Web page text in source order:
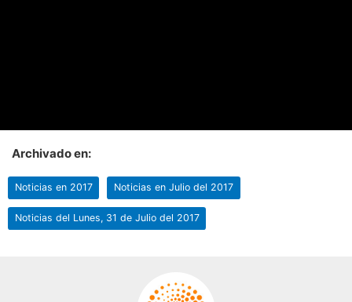
Archivado en:
Noticias en 2017 Noticias en Julio del 2017
Noticias del Lunes, 31 de Julio del 2017